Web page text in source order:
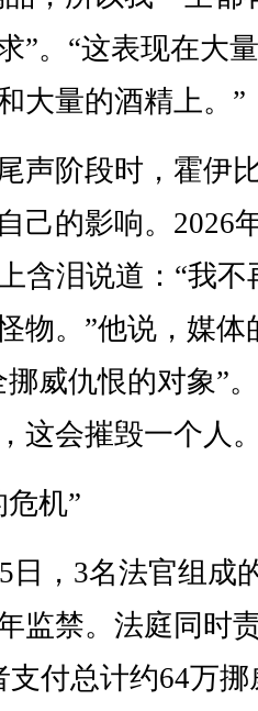
”。“这表现在大
大量的酒精上。”
阶段时，霍伊
己的影响。2026
含泪说道：“我不
物。”他说，媒体
威仇恨的对象”
这会摧毁一个人
机”
，3名法官组成
监禁。法庭同时
付总计约64万挪